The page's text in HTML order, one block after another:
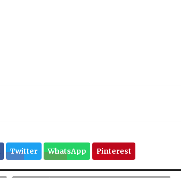
Twitter WhatsApp Pinterest